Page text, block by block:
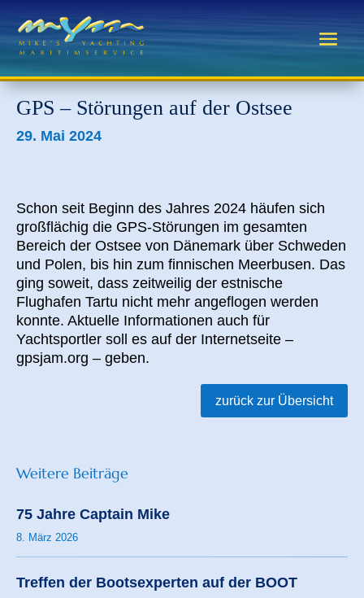
GPS – Störungen auf der Ostsee
29. Mai 2024
Schon seit Beginn des Jahres 2024 häufen sich
großflächig die GPS-Störungen im gesamten
Bereich der Ostsee von Dänemark über Schweden
und Polen, bis hin zum finnischen Meerbusen. Das
ging soweit, dass zeitweilig der estnische
Flughafen Tartu nicht mehr angeflogen werden
konnte. Aktuelle Informationen auch für
Yachtsportler soll es auf der Internetseite –
gpsjam.org – geben.
zurück zur Übersicht
Weitere Beiträge
75 Jahre Captain Mike
8. März 2026
Treffen der Bootsexperten auf der BOOT